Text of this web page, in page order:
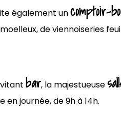
également uncomptoir-
de viennoiseries
bar, la majestueuse
journée, de 9h à 14h.